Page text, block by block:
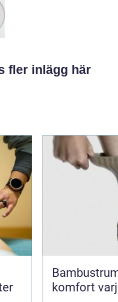
fler inlägg här
komfort